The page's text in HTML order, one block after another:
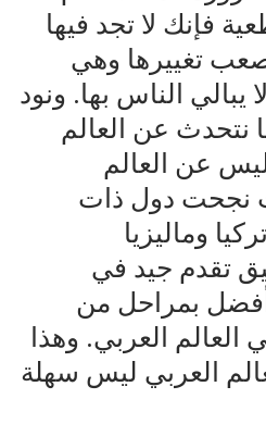
فإنك لا تجد فيها
تغييرها وهي
يبالي الناس بها. ‏ونود
نتحدث عن العالم
عن العالم
نجحت دول ذات
وماليزيا
تقدم جيد في
أفضل بمراحل من
العالم العربي. وهذا
العربي ليس سهلة